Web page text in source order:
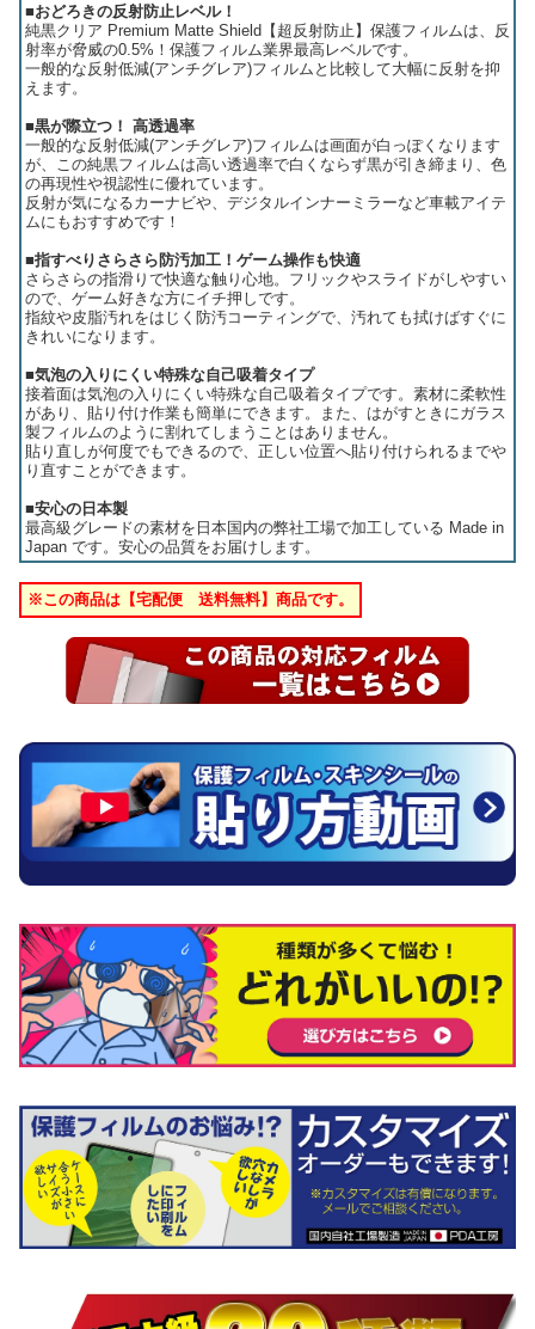
■おどろきの反射防止レベル！
純黒クリア Premium Matte Shield【超反射防止】保護フィルムは、反
射率が脅威の0.5%！保護フィルム業界最高レベルです。
一般的な反射低減(アンチグレア)フィルムと比較して大幅に反射を抑
えます。
■黒が際立つ！ 高透過率
一般的な反射低減(アンチグレア)フィルムは画面が白っぽくなります
が、この純黒フィルムは高い透過率で白くならず黒が引き締まり、色
の再現性や視認性に優れています。
反射が気になるカーナビや、デジタルインナーミラーなど車載アイテ
ムにもおすすめです！
■指すべりさらさら防汚加工！ゲーム操作も快適
さらさらの指滑りで快適な触り心地。フリックやスライドがしやすい
ので、ゲーム好きな方にイチ押しです。
指紋や皮脂汚れをはじく防汚コーティングで、汚れても拭けばすぐに
きれいになります。
■気泡の入りにくい特殊な自己吸着タイプ
接着面は気泡の入りにくい特殊な自己吸着タイプです。素材に柔軟性
があり、貼り付け作業も簡単にできます。また、はがすときにガラス
製フィルムのように割れてしまうことはありません。
貼り直しが何度でもできるので、正しい位置へ貼り付けられるまでや
り直すことができます。
■安心の日本製
最高級グレードの素材を日本国内の弊社工場で加工している Made in
Japan です。安心の品質をお届けします。
※この商品は【宅配便 送料無料】商品です。